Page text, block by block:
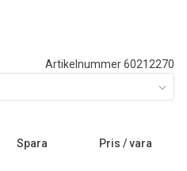
Artikelnummer 60212270
Spara Pris / vara